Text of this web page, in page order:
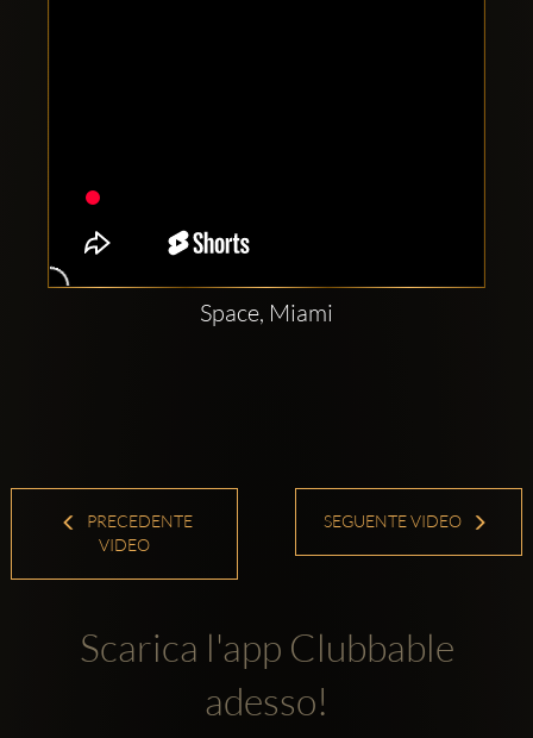
Space, Miami
PRECEDENTE
VIDEO
SEGUENTE VIDEO
Scarica l'app Clubbable
adesso!